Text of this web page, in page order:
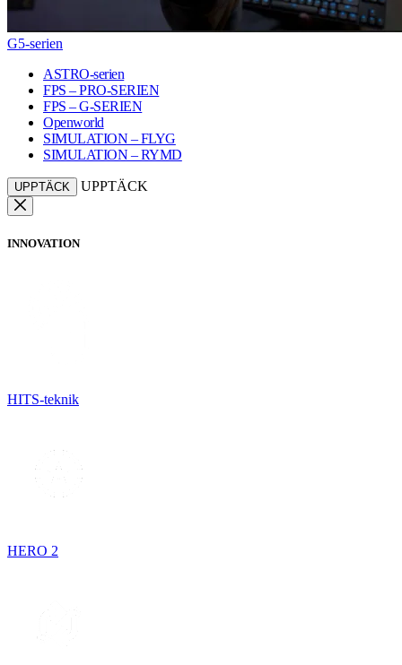
G5-serien
ASTRO-serien
FPS – PRO-SERIEN
FPS – G-SERIEN
Openworld
SIMULATION – FLYG
SIMULATION – RYMD
UPPTÄCK UPPTÄCK
INNOVATION
HITS-teknik
HERO 2